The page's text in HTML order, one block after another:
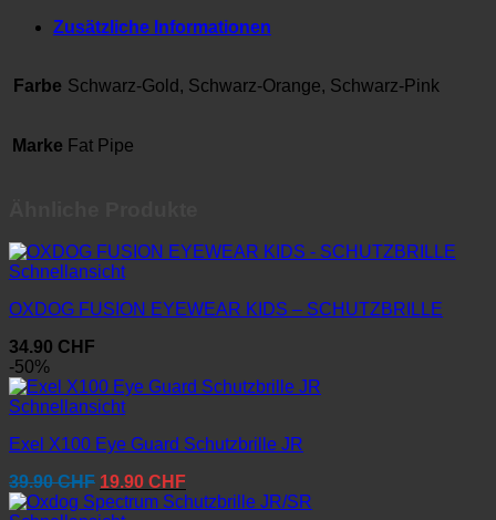
Zusätzliche Informationen
Farbe Schwarz-Gold, Schwarz-Orange, Schwarz-Pink
Marke Fat Pipe
Schnellansicht
OXDOG FUSION EYEWEAR KIDS – SCHUTZBRILLE
34.90 CHF
-50%
Schnellansicht
Exel X100 Eye Guard Schutzbrille JR
39.90CHF Ursprünglicher
Preis
19.90 CHFAktueller
Preis